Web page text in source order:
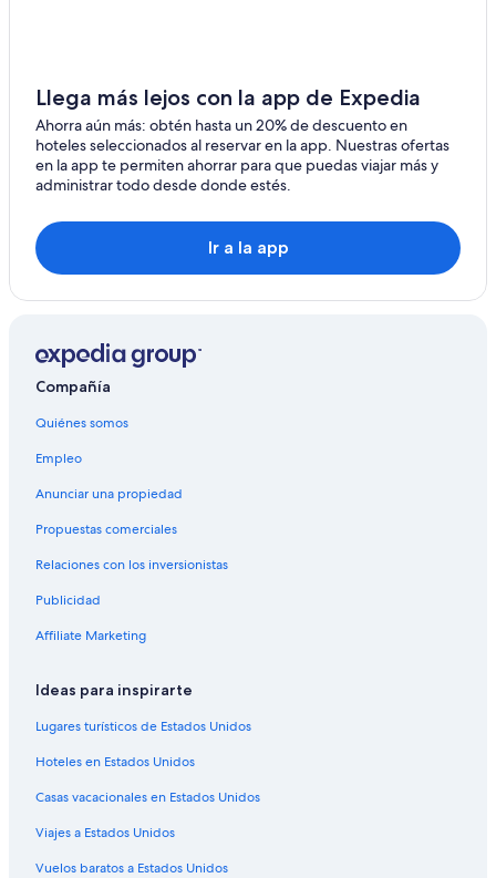
Villas en Papeete
Hoteles cerca de Musée de la Perle Robert Wan
Llega más lejos con la app de Expedia
Ahorra aún más: obtén hasta un 20% de descuento en
hoteles seleccionados al reservar en la app. Nuestras ofertas
en la app te permiten ahorrar para que puedas viajar más y
administrar todo desde donde estés.
Ir a la app
Compañía
Quiénes somos
Empleo
Anunciar una propiedad
Propuestas comerciales
Relaciones con los inversionistas
Publicidad
Affiliate Marketing
Ideas para inspirarte
Lugares turísticos de Estados Unidos
Hoteles en Estados Unidos
Casas vacacionales en Estados Unidos
Viajes a Estados Unidos
Vuelos baratos a Estados Unidos